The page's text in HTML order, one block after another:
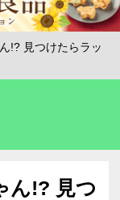
!? 見つけたらラッ
ん!? 見つ